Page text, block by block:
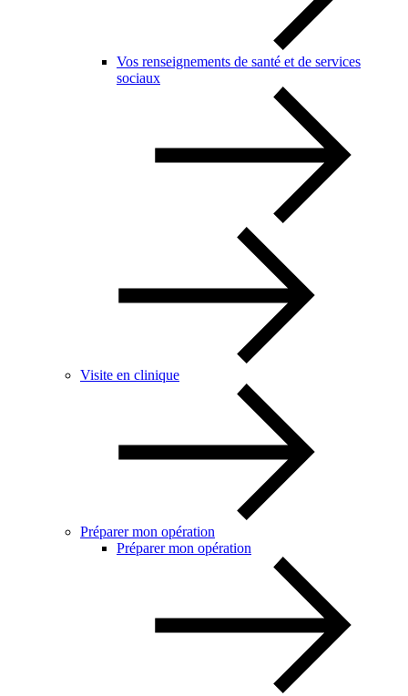
Vos renseignements de santé et de services
sociaux
Visite en clinique
Préparer mon opération
Préparer mon opération